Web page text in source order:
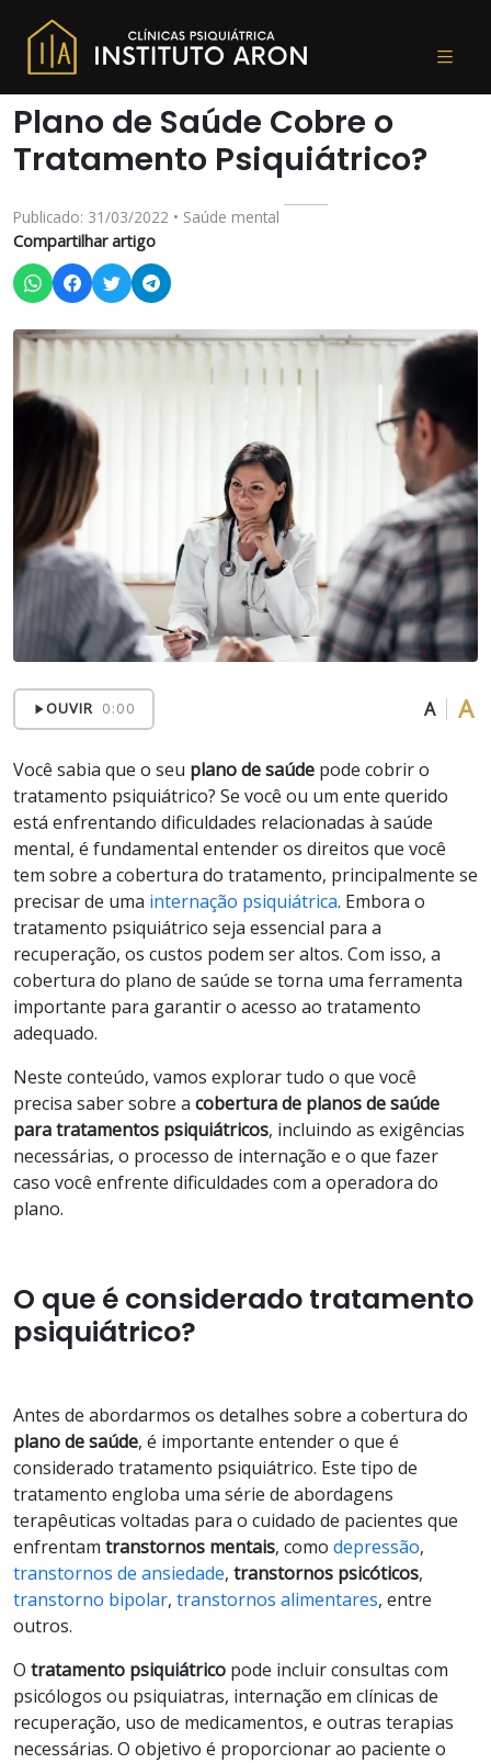
Plano de Saúde Cobre o
Tratamento Psiquiátrico?
Publicado: 31/03/2022 • Saúde mental
Compartilhar artigo
OUVIR 0:00 A A
Você sabia que o seu plano de saúde pode cobrir o
tratamento psiquiátrico? Se você ou um ente querido
está enfrentando dificuldades relacionadas à saúde
mental, é fundamental entender os direitos que você
tem sobre a cobertura do tratamento, principalmente se
precisar de uma internação psiquiátrica. Embora o
tratamento psiquiátrico seja essencial para a
recuperação, os custos podem ser altos. Com isso, a
cobertura do plano de saúde se torna uma ferramenta
importante para garantir o acesso ao tratamento
adequado.
Neste conteúdo, vamos explorar tudo o que você
precisa saber sobre a cobertura de planos de saúde
para tratamentos psiquiátricos, incluindo as exigências
necessárias, o processo de internação e o que fazer
caso você enfrente dificuldades com a operadora do
plano.
O que é considerado tratamento
psiquiátrico?
Antes de abordarmos os detalhes sobre a cobertura do
plano de saúde, é importante entender o que é
considerado tratamento psiquiátrico. Este tipo de
tratamento engloba uma série de abordagens
terapêuticas voltadas para o cuidado de pacientes que
enfrentam transtornos mentais, como depressão,
transtornos de ansiedade, transtornos psicóticos,
transtorno bipolar, transtornos alimentares, entre
outros.
O tratamento psiquiátrico pode incluir consultas com
psicólogos ou psiquiatras, internação em clínicas de
recuperação, uso de medicamentos, e outras terapias
necessárias. O objetivo é proporcionar ao paciente o